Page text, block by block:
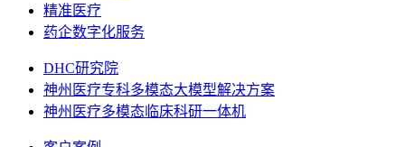
精准医疗
药企数字化服务
DHC研究院
神州医疗专科多模态大模型解决方案
神州医疗多模态临床科研一体机